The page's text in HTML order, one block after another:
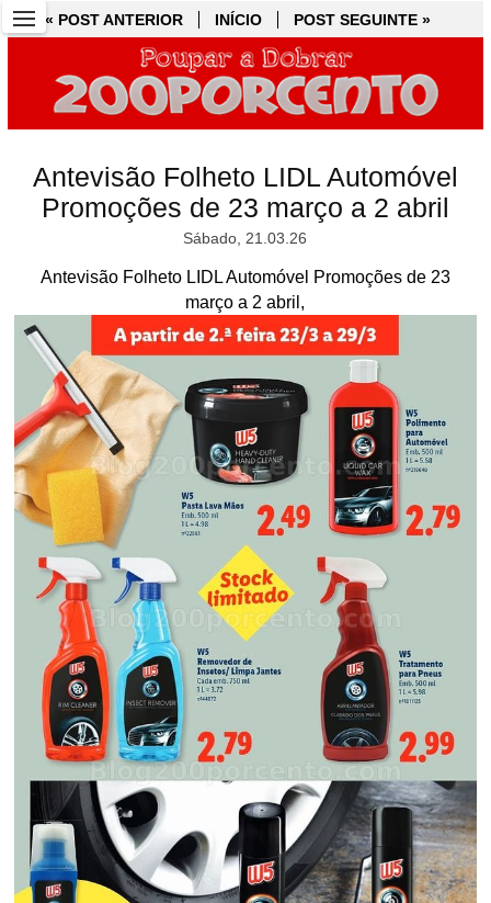
« POST ANTERIOR INÍCIO POST SEGUINTE »
Antevisão Folheto LIDL Automóvel
Promoções de 23 março a 2 abril
Sábado, 21.03.26
Antevisão Folheto LIDL Automóvel Promoções de 23
março a 2 abril,
« POST ANTERIOR INÍCIO POST SEGUINTE »